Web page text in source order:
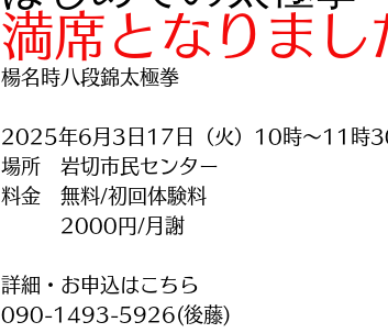
満席となりまし
楊名時八段錦太極拳
2025年6月3日17日（火）10時～11時
場所　岩切市民センター
料金　無料/初回体験料
2000円/月謝
詳細・お申込はこちら
090-1493-5926(後藤)